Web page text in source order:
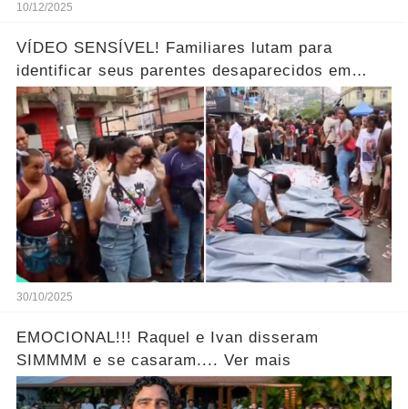
10/12/2025
VÍDEO SENSÍVEL! Familiares lutam para
identificar seus parentes desaparecidos em
meio aos corpos ao horror… Ver mais!
30/10/2025
EMOCIONAL!!! Raquel e Ivan disseram
SIMMMM e se casaram.... Ver mais